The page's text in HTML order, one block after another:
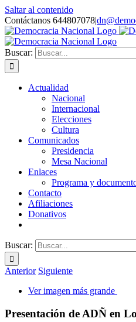
Saltar al contenido
Contáctanos 644807078|
Buscar:
Actualidad
Nacional
Internacional
Elecciones
Cultura
Comunicados
Presidencia
Mesa Nacional
Enlaces
Programa y
Contacto
Afiliaciones
Donativos
Buscar:
Anterior Siguiente
Ver imagen más grande
Presentación de ADÑ en